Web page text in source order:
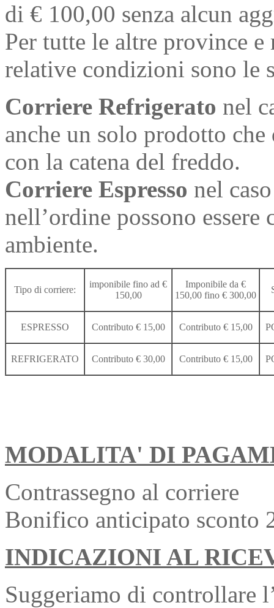
di € 100,00 senza alcun
Per tutte le altre province
relative condizioni sono le
Corriere Refrigerato nel
anche un solo prodotto che
con la catena del freddo.
Corriere Espresso nel
nell’ordine possono essere
ambiente.
Tipo di corriere:
imponibile fino ad €
150,00
Imponibile da €
150,00 fino € 300,00
ESPRESSO Contributo € 15,00 Contributo € 15,00
REFRIGERATO Contributo € 30,00 Contributo € 15,00
MODALITA' DI
Contrassegno al corriere
Bonifico anticipato sconto
INDICAZIONI AL
Suggeriamo di controllare